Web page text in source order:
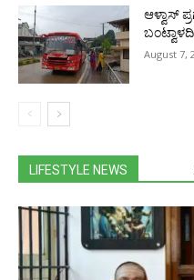
ಆಳ್ವಾಸ್
August 7,
LIFESTYLE NEWS